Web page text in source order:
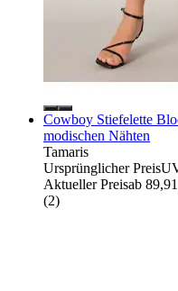
Cowboy Stiefelette
modischen Nähten
Tamaris
Ursprünglicher Preis
Aktueller Preisab
(2)